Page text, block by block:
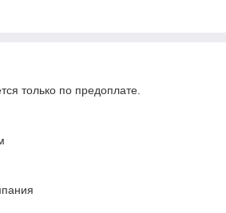
только по предоплате.